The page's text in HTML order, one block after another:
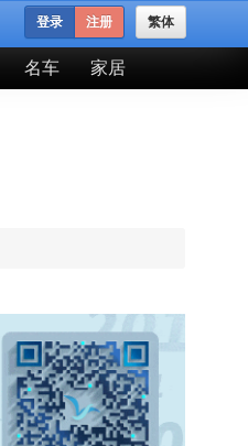
繁体
登录 注册
名车 家居